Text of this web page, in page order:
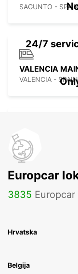
SAGUNTO -
VALENCIA
VALENCIA - SPAIN
VALENCIA
VALENCIA - SPAIN
24/7
Europcar
3835
Hrvatska
Belgija